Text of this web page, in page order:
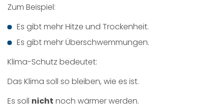
Zum Beispiel:
Es gibt mehr Hitze und Trockenheit.
Es gibt mehr Überschwemmungen.
Klima-Schutz bedeutet:
Das Klima soll so bleiben, wie es ist.
Es soll nicht noch wärmer werden.